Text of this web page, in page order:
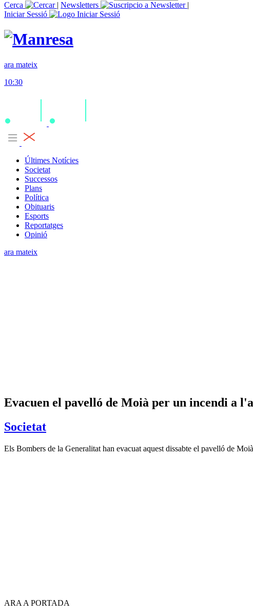
Cerca
| Newsletters
|
Iniciar Sessió
ara mateix
10:30
Últimes Notícies
Societat
Successos
Plans
Política
Obituaris
Esports
Reportatges
Opinió
ara mateix
Evacuen el pavelló de Moià per un incendi a
Societat
Els Bombers de la Generalitat han evacuat aquest dissabte el pavelló de
ARA A PORTADA